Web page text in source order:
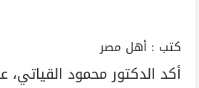
كتب : أهل مصر
أكد الدكتور محمود